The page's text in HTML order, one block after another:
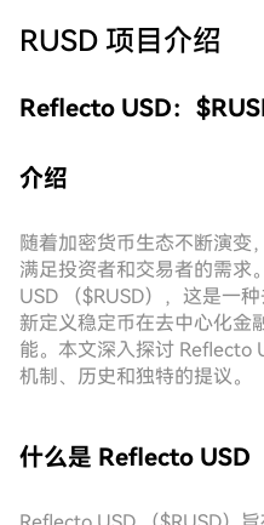
RUSD 项目介绍
Reflecto USD：
介绍
随着加密货币生态不断演变
满足投资者和交易者的需求
USD （$RUSD），这是一
新定义稳定币在去中心化金
能。本文深入探讨 Reflecto
机制、历史和独特的提议。
什么是 Reflecto USD